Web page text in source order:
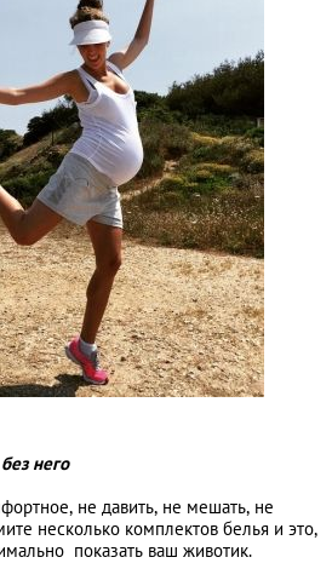
него
не давить, не мешать, не
несколько комплектов белья и это,
показать ваш животик.